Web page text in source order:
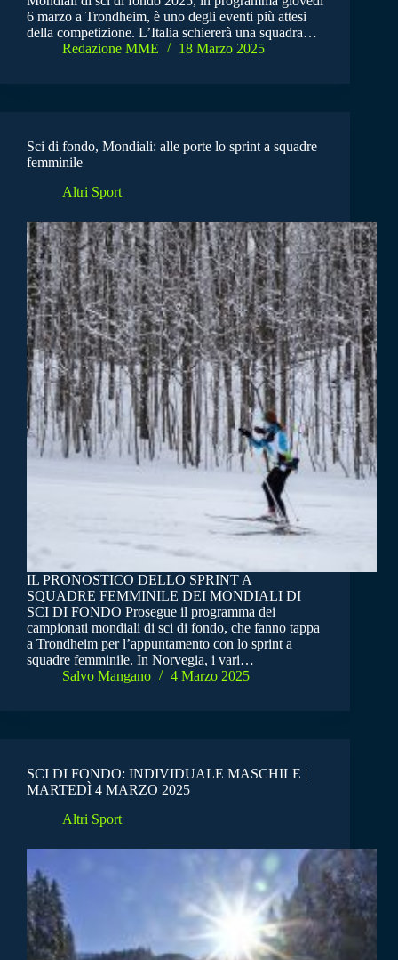
6 marzo a Trondheim, è uno degli eventi più attesi
della competizione. L’Italia schiererà una squadra…
Redazione MME
18 Marzo 2025
Sci di fondo, Mondiali: alle porte lo sprint a squadre
femminile
Altri Sport
IL PRONOSTICO DELLO SPRINT A
SQUADRE FEMMINILE DEI MONDIALI DI
SCI DI FONDO Prosegue il programma dei
campionati mondiali di sci di fondo, che fanno tappa
a Trondheim per l’appuntamento con lo sprint a
squadre femminile. In Norvegia, i vari…
Salvo Mangano
4 Marzo 2025
SCI DI FONDO: INDIVIDUALE MASCHILE |
MARTEDÌ 4 MARZO 2025
Altri Sport